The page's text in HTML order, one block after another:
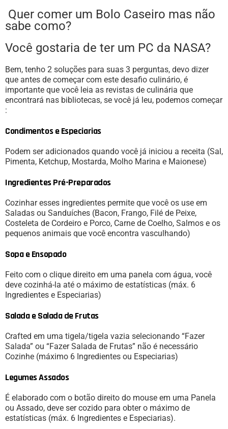
Quer comer um Bolo Caseiro mas não
sabe como?
Você gostaria de ter um PC da NASA?
Bem, tenho 2 soluções para suas 3 perguntas, devo dizer
que antes de começar com este desafio culinário, é
importante que você leia as revistas de culinária que
encontrará nas bibliotecas, se você já leu, podemos começar
:
Condimentos e Especiarias
Podem ser adicionados quando você já iniciou a receita (Sal,
Pimenta, Ketchup, Mostarda, Molho Marina e Maionese)
Ingredientes Pré-Preparados
Cozinhar esses ingredientes permite que você os use em
Saladas ou Sanduíches (Bacon, Frango, Filé de Peixe,
Costeleta de Cordeiro e Porco, Carne de Coelho, Salmos e os
pequenos animais que você encontra vasculhando)
Sopa e Ensopado
Feito com o clique direito em uma panela com água, você
deve cozinhá-la até o máximo de estatísticas (máx. 6
Ingredientes e Especiarias)
Salada e Salada de Frutas
Crafted em uma tigela/tigela vazia selecionando “Fazer
Salada” ou “Fazer Salada de Frutas” não é necessário
Cozinhe (máximo 6 Ingredientes ou Especiarias)
Legumes Assados
É elaborado com o botão direito do mouse em uma Panela
ou Assado, deve ser cozido para obter o máximo de
estatísticas (máx. 6 Ingredientes e Especiarias).